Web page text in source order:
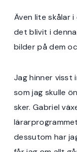
Även lite skålar
det blivit i
bilder på dem
Jag hinner visst
som jag skulle
sker. Gabriel
dessutom har